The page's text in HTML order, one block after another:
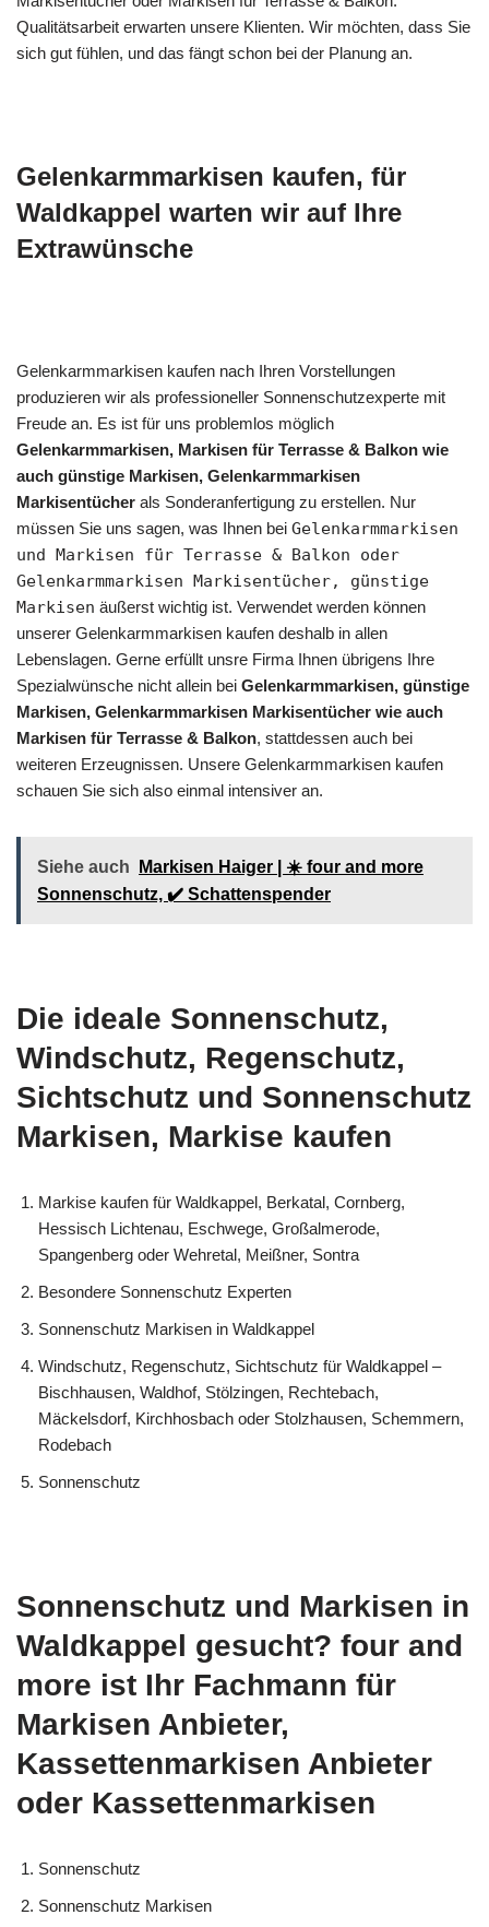
Qualitätsarbeit erwarten unsere Klienten. Wir möchten, dass Sie
sich gut fühlen, und das fängt schon bei der Planung an.
Gelenkarmmarkisen kaufen, für
Waldkappel warten wir auf Ihre
Extrawünsche
Gelenkarmmarkisen kaufen nach Ihren Vorstellungen
produzieren wir als professioneller Sonnenschutzexperte mit
Freude an. Es ist für uns problemlos möglich
Gelenkarmmarkisen, Markisen für Terrasse & Balkon wie
auch günstige Markisen, Gelenkarmmarkisen
Markisentücher als Sonderanfertigung zu erstellen. Nur
müssen Sie uns sagen, was Ihnen bei Gelenkarmmarkisen
und Markisen für Terrasse & Balkon oder
Gelenkarmmarkisen Markisentücher, günstige
Markisen äußerst wichtig ist. Verwendet werden können
unserer Gelenkarmmarkisen kaufen deshalb in allen
Lebenslagen. Gerne erfüllt unsre Firma Ihnen übrigens Ihre
Spezialwünsche nicht allein bei Gelenkarmmarkisen, günstige
Markisen, Gelenkarmmarkisen Markisentücher wie auch
Markisen für Terrasse & Balkon, stattdessen auch bei
weiteren Erzeugnissen. Unsere Gelenkarmmarkisen kaufen
schauen Sie sich also einmal intensiver an.
Siehe auch
Markisen Haiger | ☀️ four and more
Sonnenschutz, ✔️ Schattenspender
Die ideale Sonnenschutz,
Windschutz, Regenschutz,
Sichtschutz und Sonnenschutz
Markisen, Markise kaufen
Markise kaufen für Waldkappel, Berkatal, Cornberg,
Hessisch Lichtenau, Eschwege, Großalmerode,
Spangenberg oder Wehretal, Meißner, Sontra
Besondere Sonnenschutz Experten
Sonnenschutz Markisen in Waldkappel
Windschutz, Regenschutz, Sichtschutz für Waldkappel –
Bischhausen, Waldhof, Stölzingen, Rechtebach,
Mäckelsdorf, Kirchhosbach oder Stolzhausen, Schemmern,
Rodebach
Sonnenschutz
Sonnenschutz und Markisen in
Waldkappel gesucht? four and
more ist Ihr Fachmann für
Markisen Anbieter,
Kassettenmarkisen Anbieter
oder Kassettenmarkisen
Sonnenschutz
Sonnenschutz Markisen